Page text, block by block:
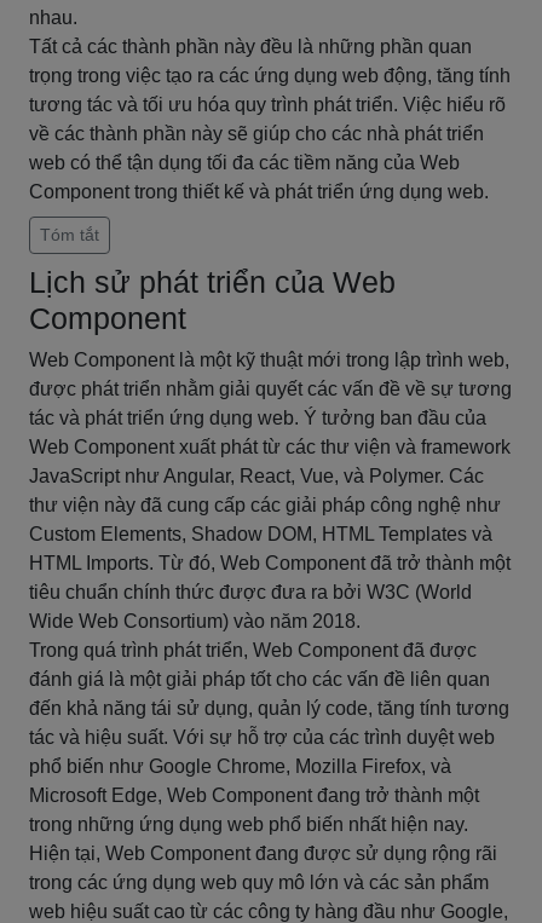
nhau.
Tất cả các thành phần này đều là những phần quan
trọng trong việc tạo ra các ứng dụng web động, tăng tính
tương tác và tối ưu hóa quy trình phát triển. Việc hiểu rõ
về các thành phần này sẽ giúp cho các nhà phát triển
web có thể tận dụng tối đa các tiềm năng của Web
Component trong thiết kế và phát triển ứng dụng web.
Tóm tắt
Lịch sử phát triển của Web
Component
Web Component là một kỹ thuật mới trong lập trình web,
được phát triển nhằm giải quyết các vấn đề về sự tương
tác và phát triển ứng dụng web. Ý tưởng ban đầu của
Web Component xuất phát từ các thư viện và framework
JavaScript như Angular, React, Vue, và Polymer. Các
thư viện này đã cung cấp các giải pháp công nghệ như
Custom Elements, Shadow DOM, HTML Templates và
HTML Imports. Từ đó, Web Component đã trở thành một
tiêu chuẩn chính thức được đưa ra bởi W3C (World
Wide Web Consortium) vào năm 2018.
Trong quá trình phát triển, Web Component đã được
đánh giá là một giải pháp tốt cho các vấn đề liên quan
đến khả năng tái sử dụng, quản lý code, tăng tính tương
tác và hiệu suất. Với sự hỗ trợ của các trình duyệt web
phổ biến như Google Chrome, Mozilla Firefox, và
Microsoft Edge, Web Component đang trở thành một
trong những ứng dụng web phổ biến nhất hiện nay.
Hiện tại, Web Component đang được sử dụng rộng rãi
trong các ứng dụng web quy mô lớn và các sản phẩm
web hiệu suất cao từ các công ty hàng đầu như Google,